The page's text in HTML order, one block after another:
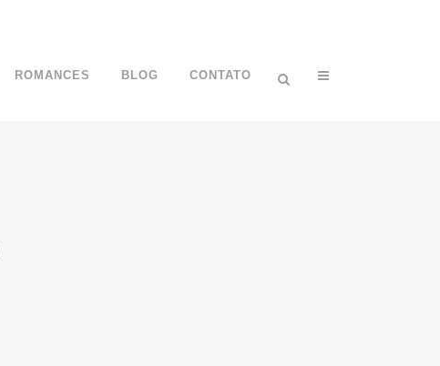
ROMANCES BLOG CONTATO